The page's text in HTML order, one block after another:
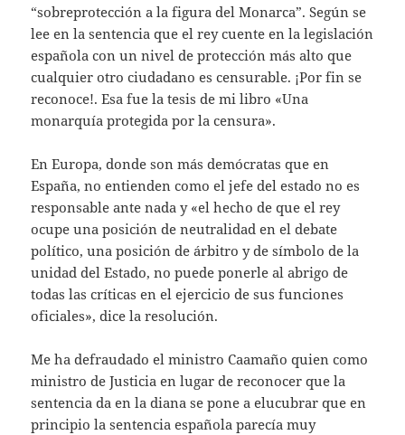
“sobreprotección a la figura del Monarca”. Según se
lee en la sentencia que el rey cuente en la legislación
española con un nivel de protección más alto que
cualquier otro ciudadano es censurable. ¡Por fin se
reconoce!. Esa fue la tesis de mi libro «Una
monarquía protegida por la censura».
En Europa, donde son más demócratas que en
España, no entienden como el jefe del estado no es
responsable ante nada y «el hecho de que el rey
ocupe una posición de neutralidad en el debate
político, una posición de árbitro y de símbolo de la
unidad del Estado, no puede ponerle al abrigo de
todas las críticas en el ejercicio de sus funciones
oficiales», dice la resolución.
Me ha defraudado el ministro Caamaño quien como
ministro de Justicia en lugar de reconocer que la
sentencia da en la diana se pone a elucubrar que en
principio la sentencia española parecía muy